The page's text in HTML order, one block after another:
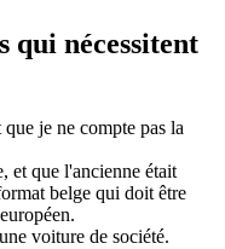
qui nécessitent
je ne compte pas la
et que l'ancienne était
belge qui doit être
voiture de société.